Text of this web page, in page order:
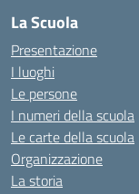
La Scuola
Presentazione
I luoghi
Le persone
I numeri della scuola
Le carte della scuola
Organizzazione
La storia